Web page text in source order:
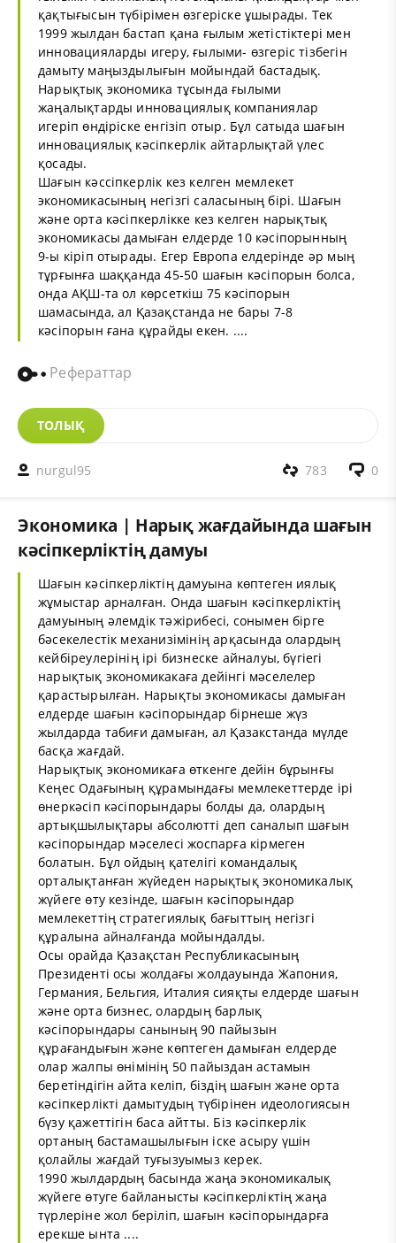
қақтығысын түбірімен өзгеріске ұшырады. Тек
1999 жылдан бастап қана ғылым жетістіктері мен
инновацияларды игеру, ғылыми- өзгеріс тізбегін
дамыту маңыздылығын мойындай бастадық.
Нарықтық экономика тұсында ғылыми
жаңалықтарды инновациялық компаниялар
игеріп өндіріске енгізіп отыр. Бұл сатыда шағын
инновациялық кәсіпкерлік айтарлықтай үлес
қосады.
Шағын кәссіпкерлік кез келген мемлекет
экономикасының негізгі саласының бірі. Шағын
және орта кәсіпкерлікке кез келген нарықтық
экономикасы дамыған елдерде 10 кәсіпорынның
9-ы кіріп отырады. Егер Европа елдерінде әр мың
тұрғынға шаққанда 45-50 шағын кәсіпорын болса,
онда АҚШ-та ол көрсеткіш 75 кәсіпорын
шамасында, ал Қазақстанда не бары 7-8
кәсіпорын ғана құрайды екен. ....
Рефераттар
ТОЛЫҚ
nurgul95 0
783
Экономика | Нарық жағдайында шағын
кәсіпкерліктің дамуы
Шағын кәсіпкерліктің дамуына көптеген иялық
жұмыстар арналған. Онда шағын кәсіпкерліктің
дамуының әлемдік тәжірибесі, сонымен бірге
бәсекелестік механизімінің арқасында олардың
кейбіреулерінің ірі бизнеске айналуы, бүгіегі
нарықтық экономикакаға дейінгі мәселелер
қарастырылған. Нарықты экономикасы дамыған
елдерде шағын кәсіпорындар бірнеше жүз
жылдарда табиғи дамыған, ал Қазакстанда мүлде
басқа жағдай.
Нарықтық экономикаға өткенге дейін бұрынғы
Кеңес Одағының құрамындағы мемлекеттерде ірі
өнеркәсіп кәсіпорындары болды да, олардың
артықшылықтары абсолютті деп саналып шағын
кәсіпорындар мәселесі жоспарға кірмеген
болатын. Бұл ойдың қателігі командалық
орталықтанған жүйеден нарықтық экономикалық
жүйеге өту кезінде, шағын кәсіпорындар
мемлекеттің стратегиялық бағыттың негізгі
құралына айналғанда мойындалды.
Осы орайда Қазақстан Республикасының
Президенті осы жолдағы жолдауында Жапония,
Германия, Бельгия, Италия сияқты елдерде шағын
және орта бизнес, олардың барлық
кәсіпорындары санының 90 пайызын
құрағандығын және көптеген дамыған елдерде
олар жалпы өнімінің 50 пайыздан астамын
беретіндігін айта келіп, біздің шағын және орта
кәсіпкерлікті дамытудың түбірінен идеологиясын
бүзу қажеттігін баса айтты. Біз кәсіпкерлік
ортаның бастамашылығын іске асыру үшін
қолайлы жағдай туғызуымыз керек.
1990 жылдардың басында жаңа экономикалық
жүйеге өтуге байланысты кәсіпкерліктің жаңа
түрлеріне жол беріліп, шағын кәсіпорындарға
ерекше ынта ....